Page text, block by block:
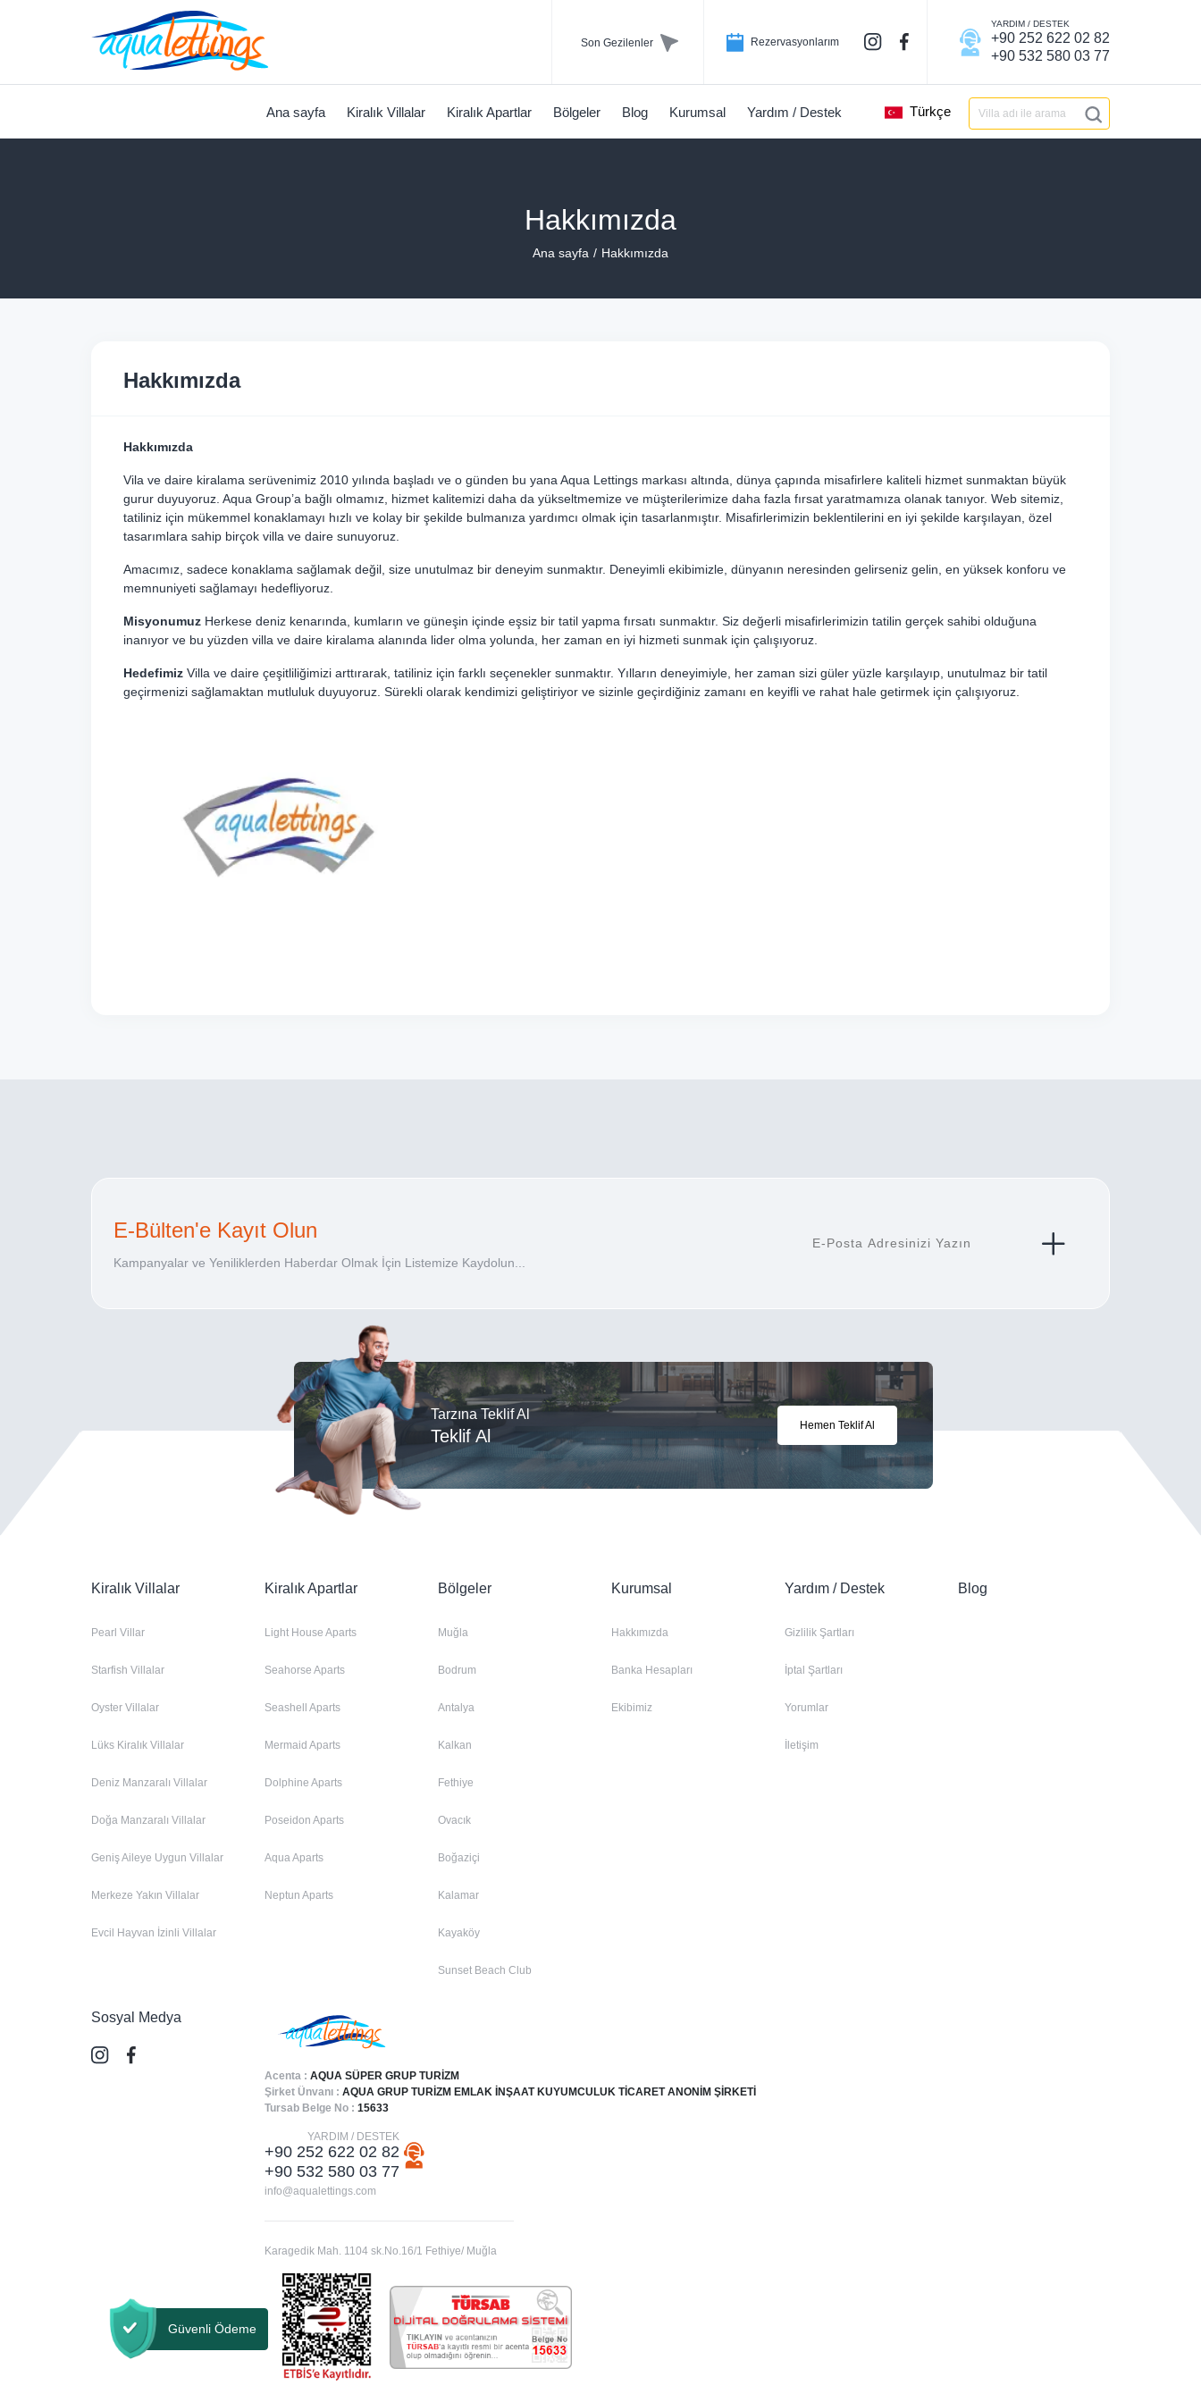
Son Gezilenler Rezervasyonlarım
YARDIM / DESTEK
+90 252 622 02 82
+90 532 580 03 77
Ana sayfa Kiralık Villalar Kiralık Apartlar Bölgeler Blog Kurumsal Yardım / Destek Türkçe
Hakkımızda
Ana sayfa Hakkımızda
Hakkımızda
Hakkımızda
Vila ve daire kiralama serüvenimiz 2010 yılında başladı ve o günden bu yana Aqua Lettings markası altında, dünya çapında misafirlere kaliteli hizmet sunmaktan büyük
gurur duyuyoruz. Aqua Group’a bağlı olmamız, hizmet kalitemizi daha da yükseltmemize ve müşterilerimize daha fazla fırsat yaratmamıza olanak tanıyor. Web sitemiz,
tatiliniz için mükemmel konaklamayı hızlı ve kolay bir şekilde bulmanıza yardımcı olmak için tasarlanmıştır. Misafirlerimizin beklentilerini en iyi şekilde karşılayan, özel
tasarımlara sahip birçok villa ve daire sunuyoruz.
Amacımız, sadece konaklama sağlamak değil, size unutulmaz bir deneyim sunmaktır. Deneyimli ekibimizle, dünyanın neresinden gelirseniz gelin, en yüksek konforu ve
memnuniyeti sağlamayı hedefliyoruz.
Misyonumuz Herkese deniz kenarında, kumların ve güneşin içinde eşsiz bir tatil yapma fırsatı sunmaktır. Siz değerli misafirlerimizin tatilin gerçek sahibi olduğuna
inanıyor ve bu yüzden villa ve daire kiralama alanında lider olma yolunda, her zaman en iyi hizmeti sunmak için çalışıyoruz.
Hedefimiz Villa ve daire çeşitliliğimizi arttırarak, tatiliniz için farklı seçenekler sunmaktır. Yılların deneyimiyle, her zaman sizi güler yüzle karşılayıp, unutulmaz bir tatil
geçirmenizi sağlamaktan mutluluk duyuyoruz. Sürekli olarak kendimizi geliştiriyor ve sizinle geçirdiğiniz zamanı en keyifli ve rahat hale getirmek için çalışıyoruz.
E-Bülten'e Kayıt Olun
Kampanyalar ve Yeniliklerden Haberdar Olmak İçin Listemize Kaydolun...
Tarzına Teklif Al
Teklif Al
Hemen Teklif Al
Kiralık Villalar
Pearl Villar
Starfish Villalar
Oyster Villalar
Lüks Kiralık Villalar
Deniz Manzaralı Villalar
Doğa Manzaralı Villalar
Geniş Aileye Uygun Villalar
Merkeze Yakın Villalar
Evcil Hayvan İzinli Villalar
Kiralık Apartlar
Light House Aparts
Seahorse Aparts
Seashell Aparts
Mermaid Aparts
Dolphine Aparts
Poseidon Aparts
Aqua Aparts
Neptun Aparts
Bölgeler
Muğla
Bodrum
Antalya
Kalkan
Fethiye
Ovacık
Boğaziçi
Kalamar
Kayaköy
Sunset Beach Club
Kurumsal
Hakkımızda
Banka Hesapları
Ekibimiz
Yardım / Destek
Gizlilik Şartları
İptal Şartları
Yorumlar
İletişim
Blog
Sosyal Medya
Acenta : AQUA SÜPER GRUP TURİZM
Şirket Ünvanı : AQUA GRUP TURİZM EMLAK İNŞAAT KUYUMCULUK TİCARET ANONİM ŞİRKETİ
Tursab Belge No : 15633
YARDIM / DESTEK
+90 252 622 02 82
+90 532 580 03 77
info@aqualettings.com
Karagedik Mah. 1104 sk.No.16/1 Fethiye/ Muğla
Güvenli Ödeme